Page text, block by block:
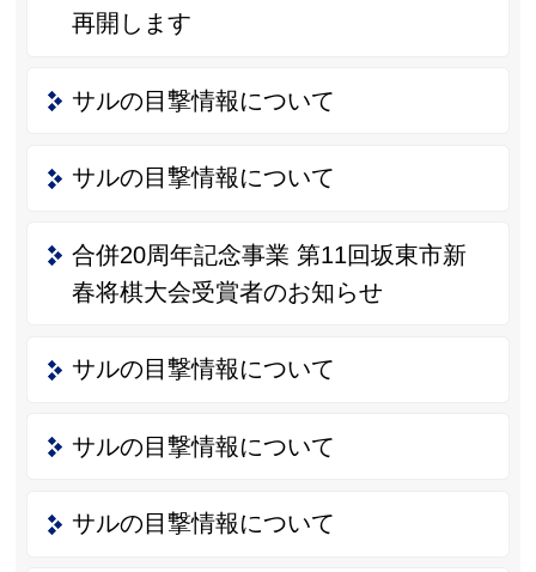
再開します
サルの目撃情報について
サルの目撃情報について
合併20周年記念事業 第11回坂東市新
春将棋大会受賞者のお知らせ
サルの目撃情報について
サルの目撃情報について
サルの目撃情報について